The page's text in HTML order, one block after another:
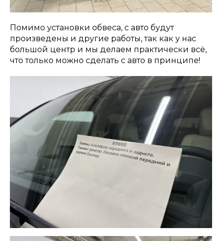
Помимо установки обвеса, с авто будут
произведены и другие работы, так как у нас
большой центр и мы делаем практически всё,
что только можно сделать с авто в принципе!